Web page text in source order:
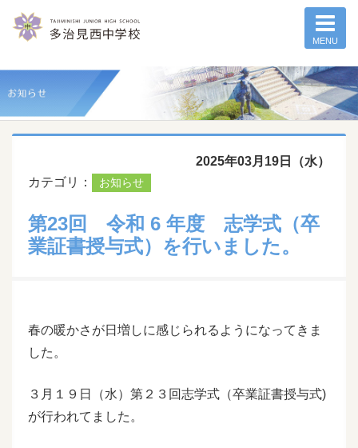
MENU
2025年03月19日（水）
カテゴリ：
お知らせ
第23回 令和 6 年度 志学式（卒
業証書授与式）を行いました。
春の暖かさが日増しに感じられるようになってきま
した。
３月１９ 日（水）第２３ 回志学式（卒業証書授与式)
が行われてました。